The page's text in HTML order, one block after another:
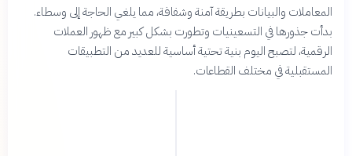
المعاملات والبيانات بطريقة آمنة وشفافة، مما يلغي الحاجة إلى وسطاء.
بدأت جذورها في التسعينيات وتطورت بشكل كبير مع ظهور العملات
الرقمية، لتصبح اليوم بنية تحتية أساسية للعديد من التطبيقات
المستقبلية في مختلف القطاعات.